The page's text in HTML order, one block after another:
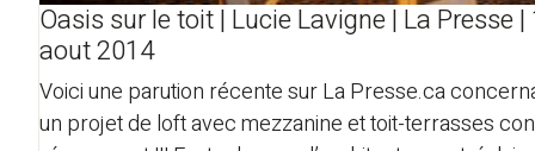
Oasis sur le toit | Lucie Lavigne | La Presse |
aout 2014
Voici une parution récente sur La Presse.ca
un projet de loft avec mezzanine et toit-terrasses